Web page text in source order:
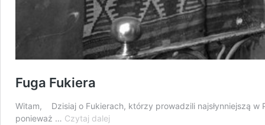
Fuga Fukiera
Witam, Dzisiaj o Fukierach, którzy prowadzili najsłynniejszą w
ponieważ … Czytaj dalej